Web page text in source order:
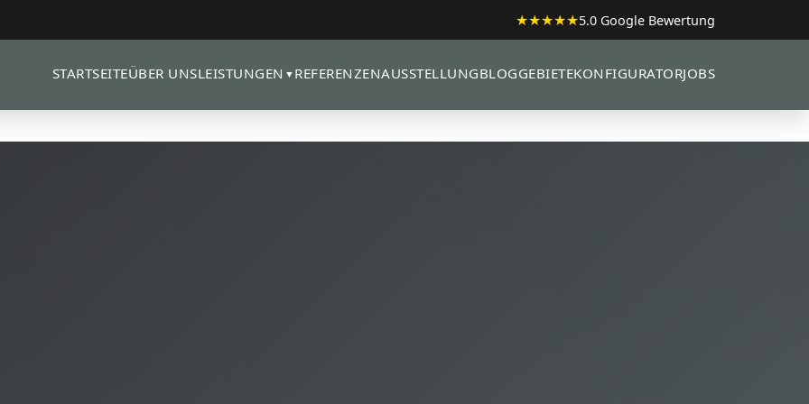
★★★★★5.0 Google Bewertung
STARTSEITEÜBER UNSLEISTUNGEN ▼ REFERENZENAUSSTELLUNGBLOGGEBIETEKONFIGURATORJOBS